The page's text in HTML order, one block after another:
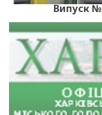
Випуск №